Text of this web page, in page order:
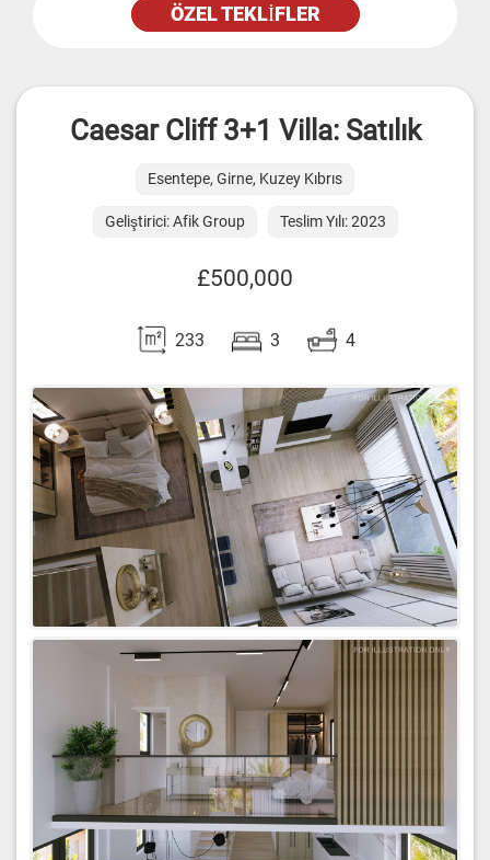
ÖZEL TEKLIFLER
Caesar Cliff 3+1 Villa: Satılık
Esentepe, Girne, Kuzey Kıbrıs
Geliştirici: Afik Group Teslim Yılı: 2023
£500,000
233 3 4